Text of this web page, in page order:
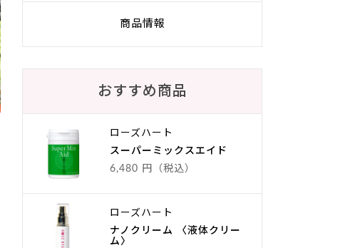
商品情報
おすすめ商品
ローズハート
スーパーミックスエイド
6,480 円（税込）
ローズハート
ナノクリーム 〈液体クリー
ム〉